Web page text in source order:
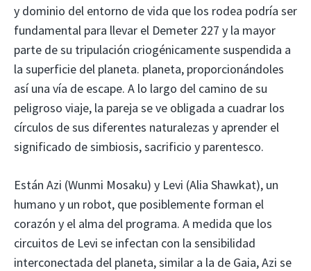
y dominio del entorno de vida que los rodea podría ser
fundamental para llevar el Demeter 227 y la mayor
parte de su tripulación criogénicamente suspendida a
la superficie del planeta. planeta, proporcionándoles
así una vía de escape. A lo largo del camino de su
peligroso viaje, la pareja se ve obligada a cuadrar los
círculos de sus diferentes naturalezas y aprender el
significado de simbiosis, sacrificio y parentesco.
Están Azi (Wunmi Mosaku) y Levi (Alia Shawkat), un
humano y un robot, que posiblemente forman el
corazón y el alma del programa. A medida que los
circuitos de Levi se infectan con la sensibilidad
interconectada del planeta, similar a la de Gaia, Azi se